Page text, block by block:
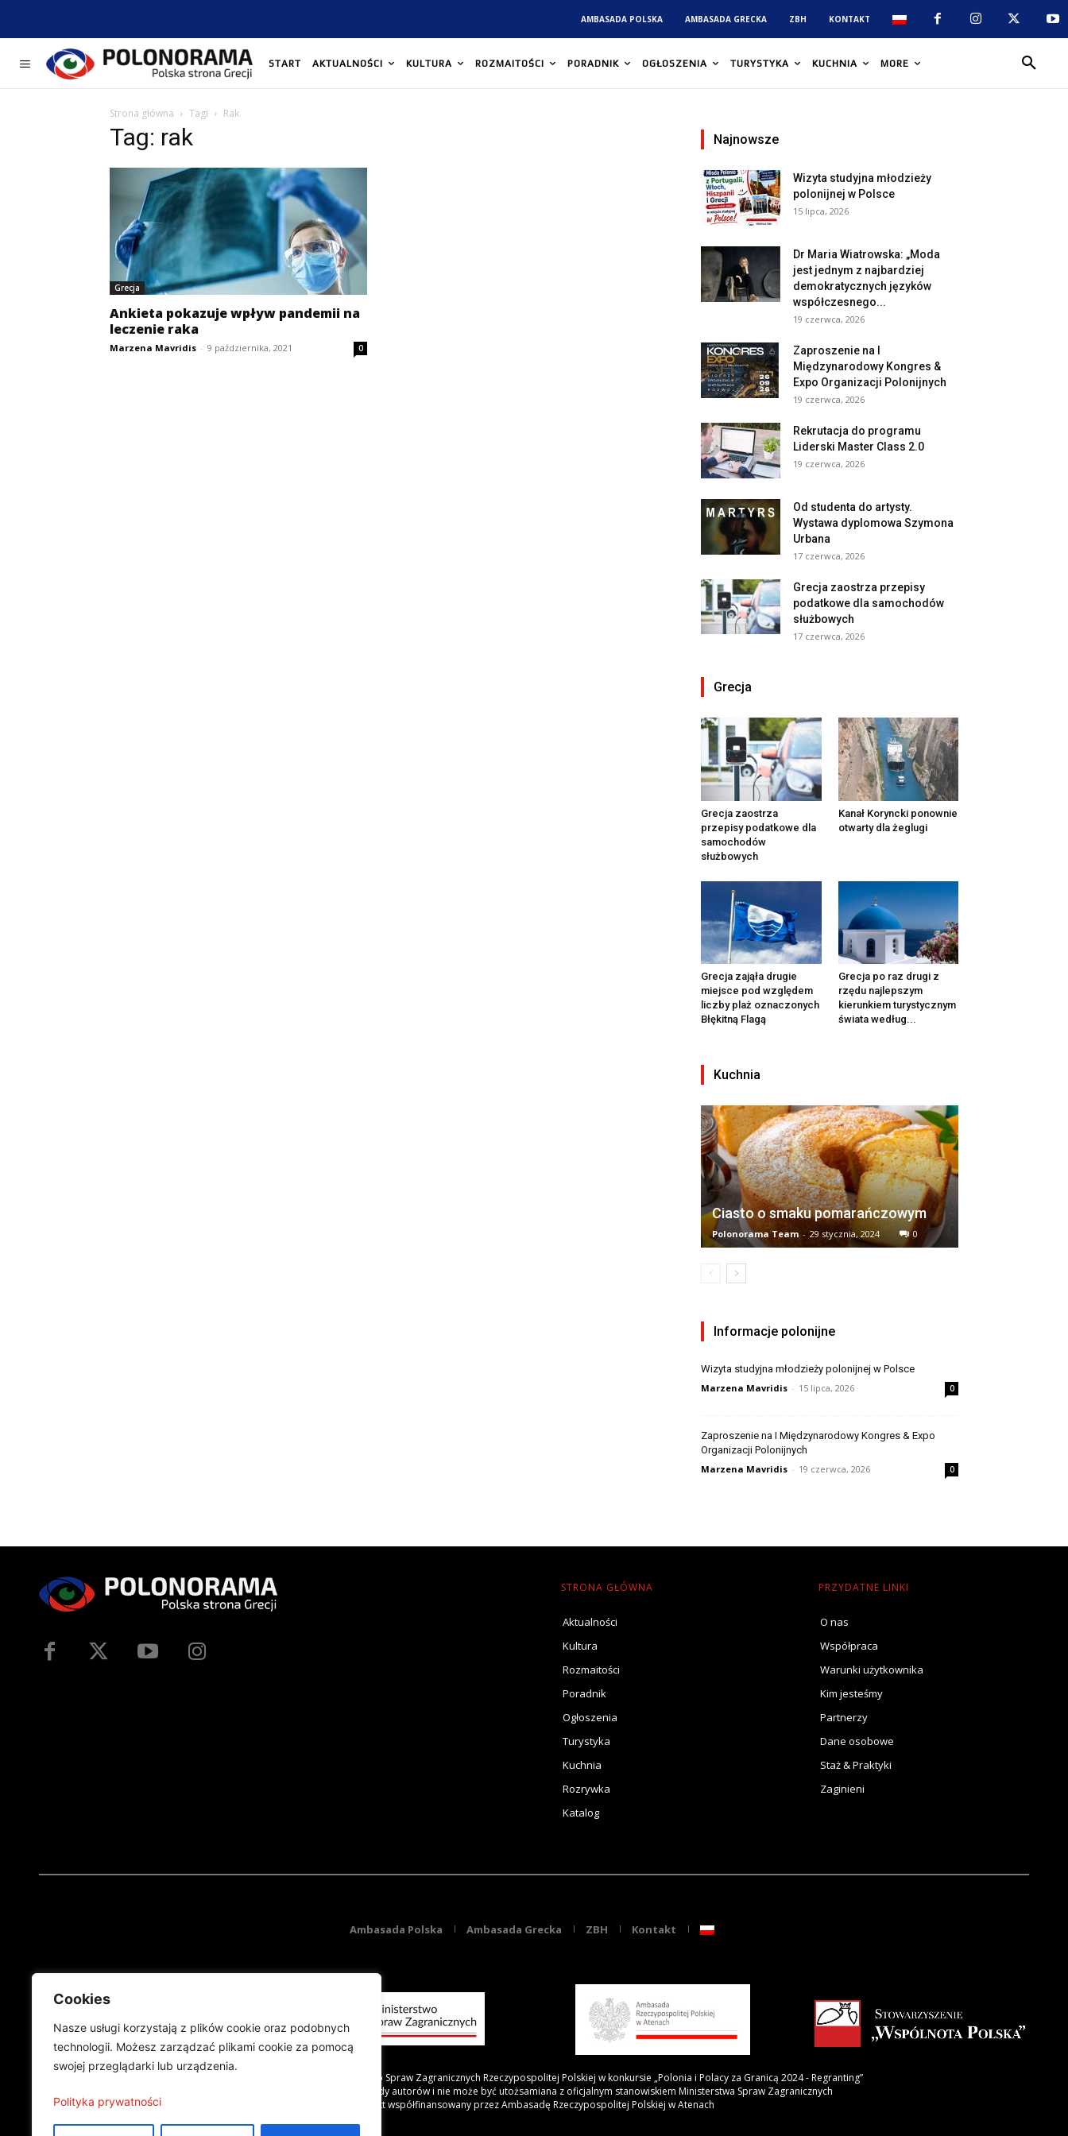
Cookies
Nasze usługi korzystają z plików cookie oraz podobnych
technologii. Możesz zarządzać plikami cookie za pomocą
swojej przeglądarki lub urządzenia.
Polityka prywatności
AMBASADA POLSKA AMBASADA GRECKA ZBH KONTAKT
START AKTUALNOŚCI KULTURA ROZMAITOŚCI PORADNIK OGŁOSZENIA TURYSTYKA KUCHNIA MORE
Strona główna Tagi Rak
Tag: rak
Grecja
Ankieta pokazuje wpływ pandemii na
leczenie raka
Marzena Mavridis - 9 października, 2021 0
Najnowsze
Wizyta studyjna młodzieży
polonijnej w Polsce
15 lipca, 2026
Dr Maria Wiatrowska: „Moda
jest jednym z najbardziej
demokratycznych języków
współczesnego...
19 czerwca, 2026
Zaproszenie na I
Międzynarodowy Kongres &
Expo Organizacji Polonijnych
19 czerwca, 2026
Rekrutacja do programu
Liderski Master Class 2.0
19 czerwca, 2026
Od studenta do artysty.
Wystawa dyplomowa Szymona
Urbana
17 czerwca, 2026
Grecja zaostrza przepisy
podatkowe dla samochodów
służbowych
17 czerwca, 2026
Grecja
Grecja zaostrza
przepisy podatkowe dla
samochodów
służbowych
Kanał Koryncki ponownie
otwarty dla żeglugi
Grecja zająła drugie
miejsce pod względem
liczby plaż oznaczonych
Błękitną Flagą
Grecja po raz drugi z
rzędu najlepszym
kierunkiem turystycznym
świata według...
Kuchnia
Ciasto o smaku pomarańczowym
Polonorama Team - 29 stycznia, 2024 0
Informacje polonijne
Wizyta studyjna młodzieży polonijnej w Polsce
Marzena Mavridis - 15 lipca, 2026 0
Zaproszenie na I Międzynarodowy Kongres & Expo
Organizacji Polonijnych
Marzena Mavridis - 19 czerwca, 2026 0
STRONA GŁÓWNA
Aktualności
Kultura
Rozmaitości
Poradnik
Ogłoszenia
Turystyka
Kuchnia
Rozrywka
Katalog
PRZYDATNE LINKI
O nas
Współpraca
Warunki użytkownika
Kim jesteśmy
Partnerzy
Dane osobowe
Staż & Praktyki
Zaginieni
Ambasada Polska Ambasada Grecka ZBH Kontakt
Projekt finansowany przez Ministerstwo Spraw Zagranicznych Rzeczypospolitej Polskiej w konkursie „Polonia i Polacy za Granicą 2024 - Regranting”
Publikacja wyraża jedynie poglądy autorów i nie może być utożsamiana z oficjalnym stanowiskiem Ministerstwa Spraw Zagranicznych
Projekt współfinansowany przez Ambasadę Rzeczypospolitej Polskiej w Atenach